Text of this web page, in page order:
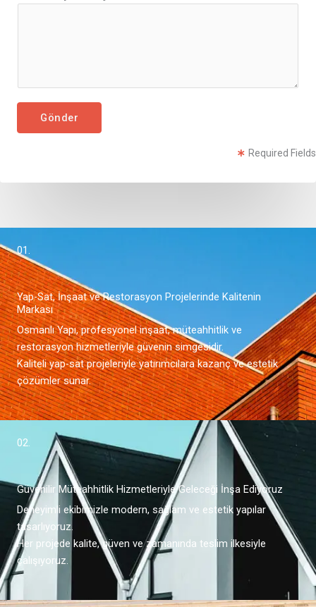
Gönder
Required Fields
01.
Yap-Sat, İnşaat ve Restorasyon Projelerinde Kalitenin
Markası
Osmanlı Yapı, profesyonel inşaat, müteahhitlik ve
restorasyon hizmetleriyle güvenin simgesidir.
Kaliteli yap-sat projeleriyle yatırımcılara kazanç ve estetik
çözümler sunar.
02.
Güvenilir Müteahhitlik Hizmetleriyle Geleceği İnşa Ediyoruz
Deneyimli ekibimizle modern, sağlam ve estetik yapılar
tasarlıyoruz.
Her projede kalite, güven ve zamanında teslim ilkesiyle
çalışıyoruz.